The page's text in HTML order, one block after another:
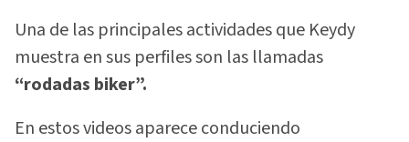
Una de las principales actividades que Keydy
muestra en sus perfiles son las llamadas
“rodadas biker”.
En estos videos aparece conduciendo